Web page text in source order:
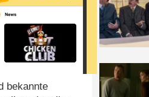
bekannte